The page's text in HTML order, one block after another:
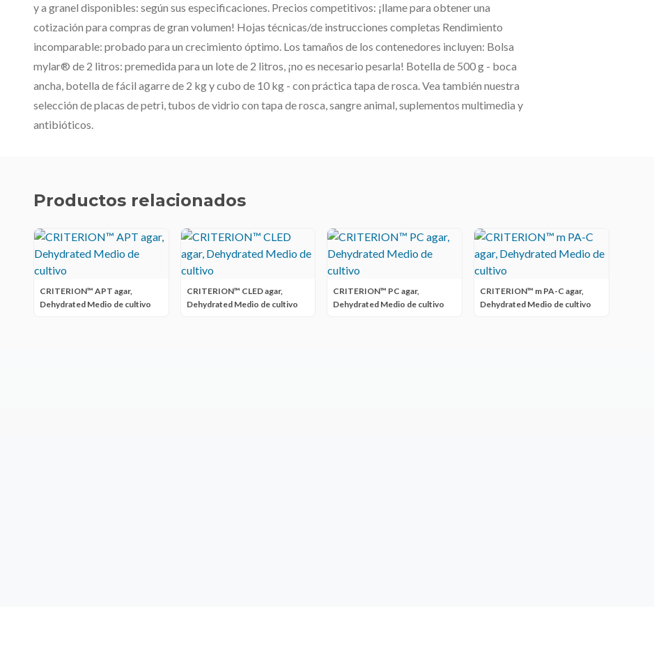
y a granel disponibles: según sus especificaciones. Precios competitivos: ¡llame para obtener una
cotización para compras de gran volumen! Hojas técnicas/de instrucciones completas Rendimiento
incomparable: probado para un crecimiento óptimo. Los tamaños de los contenedores incluyen: Bolsa
mylar® de 2 litros: premedida para un lote de 2 litros, ¡no es necesario pesarla! Botella de 500 g - boca
ancha, botella de fácil agarre de 2 kg y cubo de 10 kg - con práctica tapa de rosca. Vea también nuestra
selección de placas de petri, tubos de vidrio con tapa de rosca, sangre animal, suplementos multimedia y
antibióticos.
Productos relacionados
CRITERION™ APT agar,
Dehydrated Medio de cultivo
CRITERION™ CLED agar,
Dehydrated Medio de cultivo
CRITERION™ PC agar,
Dehydrated Medio de cultivo
CRITERION™ m PA-C agar,
Dehydrated Medio de cultivo